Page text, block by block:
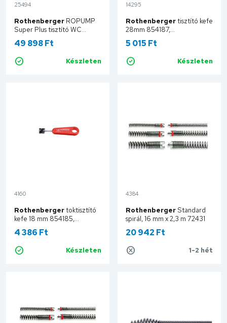
25494
Rothenberger ROPUMP
Super Plus tisztító WC
pumpa 072070X
49 898 Ft
Készleten
Kosárba
14295
Rothenbergertisztító kefe
28mm 854187,
1000004636
5 015 Ft
Készleten
Kosárba
4160
Rothenbergertoktisztító
kefe 18 mm 854185,
1000004634
4 386 Ft
Készleten
Kosárba
4384
Rothenberger Standard
spirál, 16 mm x 2,3 m 72431
20 942 Ft
1-2 hét
Kosárba